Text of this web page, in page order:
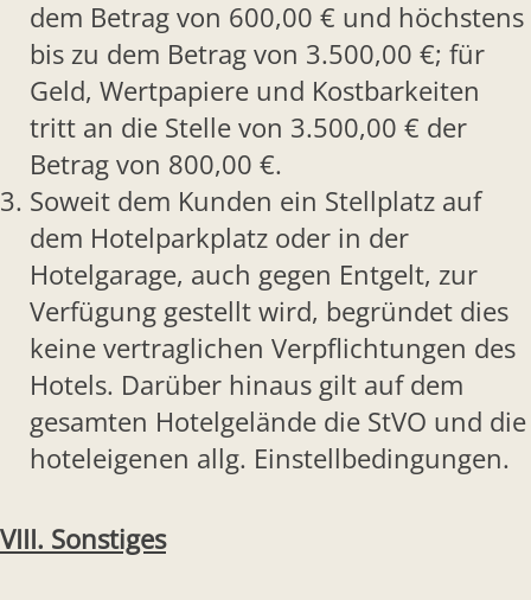
dem Betrag von 600,00 € und höchstens
bis zu dem Betrag von 3.500,00 €; für
Geld, Wertpapiere und Kostbarkeiten
tritt an die Stelle von 3.500,00 € der
Betrag von 800,00 €.
Soweit dem Kunden ein Stellplatz auf
dem Hotelparkplatz oder in der
Hotelgarage, auch gegen Entgelt, zur
Verfügung gestellt wird, begründet dies
keine vertraglichen Verpflichtungen des
Hotels. Darüber hinaus gilt auf dem
gesamten Hotelgelände die StVO und die
hoteleigenen allg. Einstellbedingungen.
VIII. Sonstiges